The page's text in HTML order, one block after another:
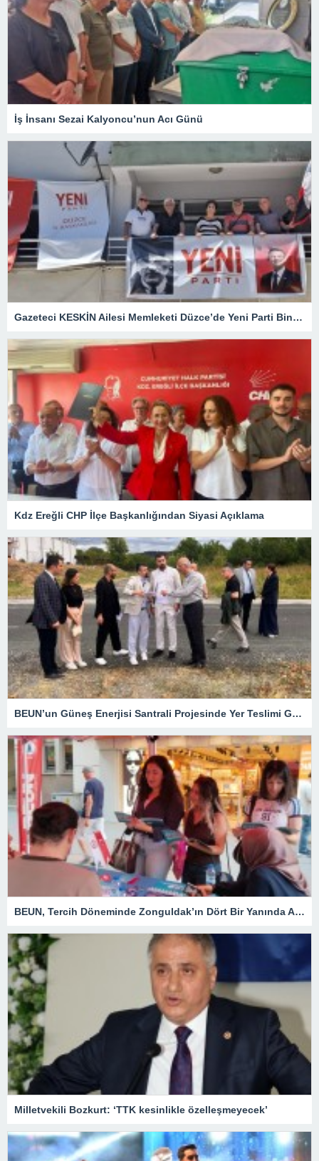
İş İnsanı Sezai Kalyoncu’nun Acı Günü
Gazeteci KESKİN Ailesi Memleketi Düzce’de Yeni Parti Binasını Ziyaret Etti
Kdz Ereğli CHP İlçe Başkanlığından Siyasi Açıklama
BEUN’un Güneş Enerjisi Santrali Projesinde Yer Teslimi Gerçekleştirildi
BEUN, Tercih Döneminde Zonguldak’ın Dört Bir Yanında Aday Öğrencilerle Buluşuyor
Milletvekili Bozkurt: ‘TTK kesinlikle özelleşmeyecek’